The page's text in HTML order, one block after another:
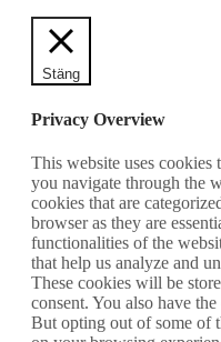
Stäng
Privacy Overview
This website uses
you navigate through the
cookies that are
browser as they are
functionalities of the
that help us analyze and
These cookies will be
consent. You also have
But opting out of some of